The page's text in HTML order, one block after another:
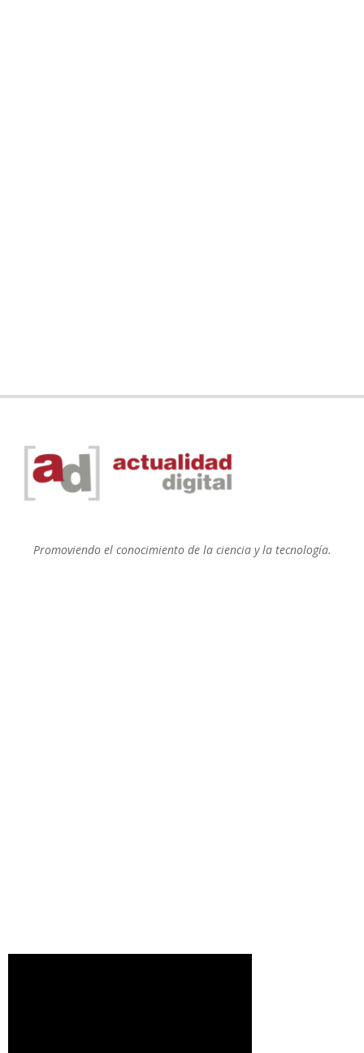
Promoviendo el conocimiento de la ciencia y la tecnología.